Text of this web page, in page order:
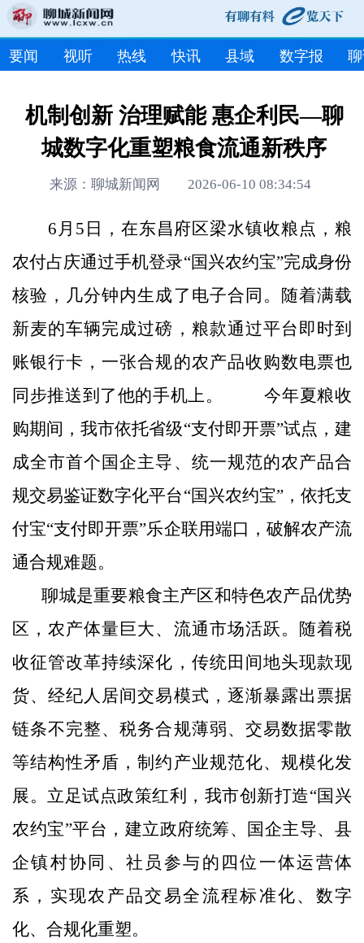
要闻 视听 热线 快讯 县域 数字报
机制创新 治理赋能 惠企利民—聊
城数字化重塑粮食流通新秩序
来源：聊城新闻网 2026-06-10 08:34:54
6月5日，在东昌府区梁水镇收粮点，粮
农付占庆通过手机登录“国兴农约宝”完成身份
核验，几分钟内生成了电子合同。随着满载
新麦的车辆完成过磅，粮款通过平台即时到
账银行卡，一张合规的农产品收购数电票也
同步推送到了他的手机上。 今年夏粮收
购期间，我市依托省级“支付即开票”试点，建
成全市首个国企主导、统一规范的农产品合
规交易鉴证数字化平台“国兴农约宝”，依托支
付宝“支付即开票”乐企联用端口，破解农产流
通合规难题。
聊城是重要粮食主产区和特色农产品优势
区，农产体量巨大、流通市场活跃。随着税
收征管改革持续深化，传统田间地头现款现
货、经纪人居间交易模式，逐渐暴露出票据
链条不完整、税务合规薄弱、交易数据零散
等结构性矛盾，制约产业规范化、规模化发
展。立足试点政策红利，我市创新打造“国兴
农约宝”平台，建立政府统筹、国企主导、县
企镇村协同、社员参与的四位一体运营体
系，实现农产品交易全流程标准化、数字
化、合规化重塑。